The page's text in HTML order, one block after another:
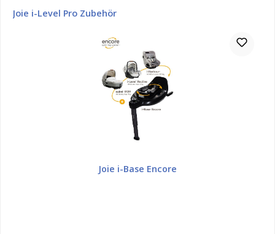
Produktgalerie überspringen
Joie i-Level Pro Zubehör
Joie i-Base Encore